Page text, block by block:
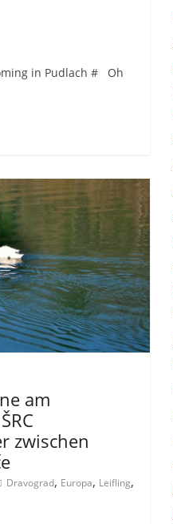
in Pudlach # Oh
am
zwischen
Dravograd, Europa, Leifling,